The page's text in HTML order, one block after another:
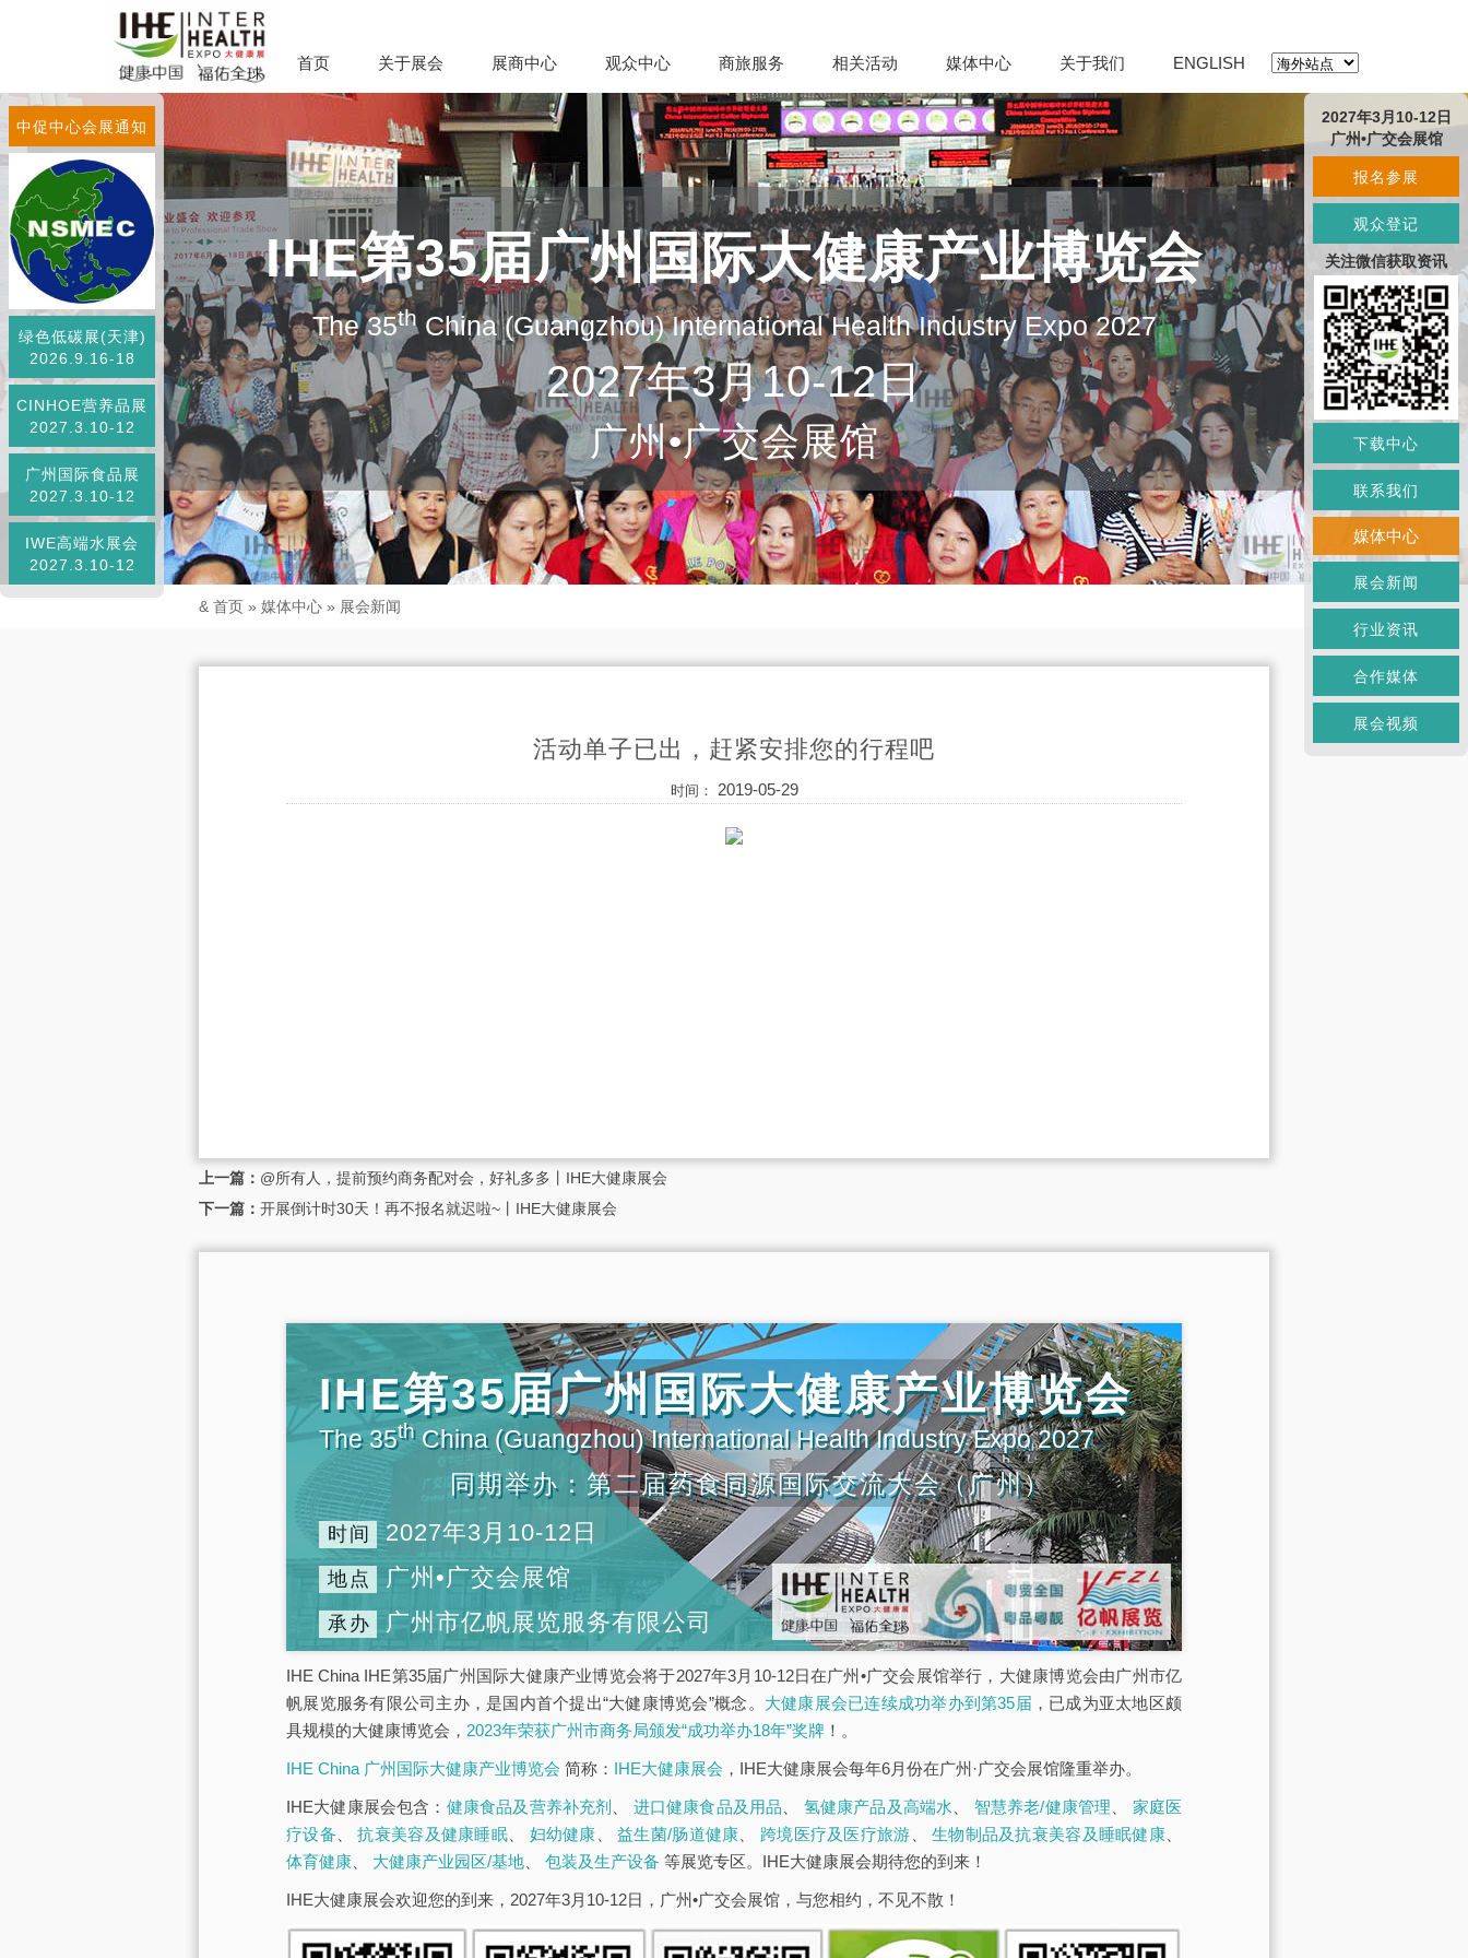
首页 关于展会 展商中心 观众中心 商旅服务 相关活动 媒体中心 关于我们 ENGLISH
IHE第35届广州国际大健康产业博览会
The 35thChina (Guangzhou) International Health Industry Expo 2027
2027年3月10-12日
广州•广交会展馆
中促中心会展通知
绿色低碳展(天津)
2026.9.16-18
CINHOE营养品展
2027.3.10-12
广州国际食品展
2027.3.10-12
IWE高端水展会
2027.3.10-12
& 首页 » 媒体中心 » 展会新闻
活动单子已出，赶紧安排您的行程吧
时间： 2019-05-29
上一篇： @所有人，提前预约商务配对会，好礼多多丨IHE大健康展会
下一篇： 开展倒计时30天！再不报名就迟啦~丨IHE大健康展会
IHE第35届广州国际大健康产业博览会
The 35thChina (Guangzhou) International Health Industry Expo 2027
同期举办：第二届药食同源国际交流大会（广州）
时间 2027年3月10-12日
地点 广州•广交会展馆
承办 广州市亿帆展览服务有限公司
IHE China IHE第35届广州国际大健康产业博览会将于2027年3月10-12日在广州•广交会展馆举行，大健康博览会由广州市亿
帆展览服务有限公司主办，是国内首个提出“大健康博览会”概念。 大健康展会已连续成功举办到第35届 ，已成为亚太地区颇
具规模的大健康博览会， 2023年荣获广州市商务局颁发“成功举办18年”奖牌 ！。
IHE China 广州国际大健康产业博览会 简称： IHE大健康展会 ，IHE大健康展会每年6月份在广州·广交会展馆隆重举办。
IHE大健康展会包含： 健康食品及营养补充剂 进口健康食品及用品 氢健康产品及高端水 智慧养老/健康管理
家庭医
疗设备 、抗衰美容及健康睡眠、 妇幼健康 、益生菌/肠道健康 跨境医疗及医疗旅游 、生物制品及抗衰美容及睡眠健康
体育健康
大健康产业园区/基地 包装及生产设备 等展览专区。IHE大健康展会期待您的到来！
IHE大健康展会欢迎您的到来，2027年3月10-12日，广州•广交会展馆，与您相约，不见不散！
2027年3月10-12日
广州•广交会展馆
报名参展
观众登记
关注微信获取资讯
下载中心
联系我们
媒体中心
展会新闻
行业资讯
合作媒体
展会视频